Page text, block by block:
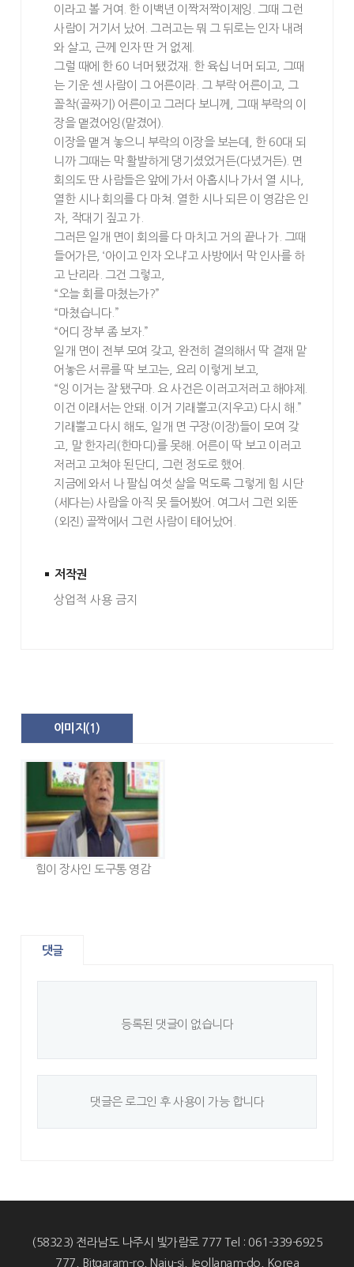
이라고 볼 거여. 한 이백년 이짝저짝이제잉. 그때 그런
사람이 거기서 났어. 그러고는 뭐 그 뒤로는 인자 내려
와 살고, 근께 인자 딴 거 없제.
그럴 때에 한 60 너머 됐겄재. 한 육십 너머 되고, 그때
는 기운 센 사람이 그 어른이라. 그 부락 어른이고, 그
꼴착(골짜기) 어른이고 그러다 보니께, 그때 부락의 이
장을 맽겼어잉(맡겼어).
이장을 맽겨 놓으니 부락의 이장을 보는데, 한 60대 되
니까 그때는 막 활발하게 댕기셨었거든(다녔거든). 면
회의도 딴 사람들은 앞에 가서 아홉시나 가서 열 시나,
열한 시나 회의를 다 마쳐. 열한 시나 되믄 이 영감은 인
자, 작대기 짚고 가.
그러믄 일개 면이 회의를 다 마치고 거의 끝나 가. 그때
들어가믄, ‘아이고 인자 오냐’고 사방에서 막 인사를 하
고 난리라. 그건 그렇고,
“오늘 회를 마쳤는가?”
“마쳤습니다.”
“어디 장부 좀 보자.”
일개 면이 전부 모여 갖고, 완전히 결의해서 딱 결재 맡
어놓은 서류를 딱 보고는, 요리 이렇게 보고,
“잉 이거는 잘 됐구마. 요 사건은 이러고저러고 해야제.
이건 이래서는 안돼. 이거 기래뿔고(지우고) 다시 해.”
기래뿔고 다시 해도, 일개 면 구장(이장)들이 모여 갖
고, 말 한자리(한마디)를 못해. 어른이 딱 보고 이러고
저러고 고쳐야 된단디, 그런 정도로 했어.
지금에 와서 나 팔십 여섯 살을 먹도록 그렇게 힘 시단
(세다는) 사람을 아직 못 들어봤어. 여그서 그런 외뚠
(외진) 골짝에서 그런 사람이 태어났어.
저작권
상업적 사용 금지
이미지( 1 )
힘이 장사인 도구통 영감
댓글
등록된 댓글이 없습니다
댓글은 로그인 후 사용이 가능 합니다
(58323) 전라남도 나주시 빛가람로 777 Tel : 061-339-6925
777, Bitgaram-ro, Naju-si, Jeollanam-do, Korea